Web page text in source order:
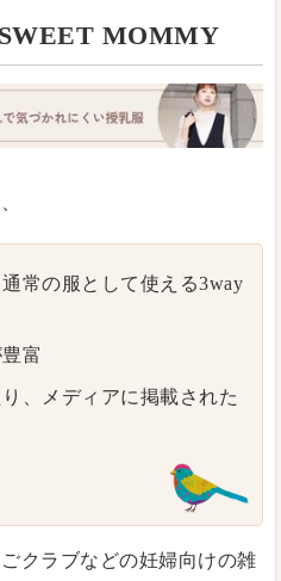
MOMMY
常の服として使える3way
富
、メディアに掲載された
クラブなどの妊婦向けの雑